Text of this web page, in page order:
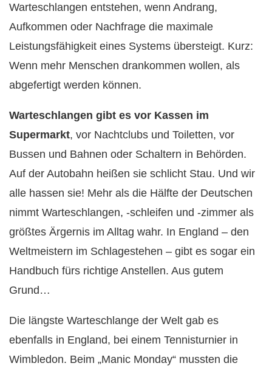
Warteschlangen entstehen, wenn Andrang,
Aufkommen oder Nachfrage die maximale
Leistungsfähigkeit eines Systems übersteigt. Kurz:
Wenn mehr Menschen drankommen wollen, als
abgefertigt werden können.
Warteschlangen gibt es vor Kassen im
Supermarkt, vor Nachtclubs und Toiletten, vor
Bussen und Bahnen oder Schaltern in Behörden.
Auf der Autobahn heißen sie schlicht Stau. Und wir
alle hassen sie! Mehr als die Hälfte der Deutschen
nimmt Warteschlangen, -schleifen und -zimmer als
größtes Ärgernis im Alltag wahr. In England – den
Weltmeistern im Schlagestehen – gibt es sogar ein
Handbuch fürs richtige Anstellen. Aus gutem
Grund…
Die längste Warteschlange der Welt gab es
ebenfalls in England, bei einem Tennisturnier in
Wimbledon. Beim „Manic Monday“ mussten die